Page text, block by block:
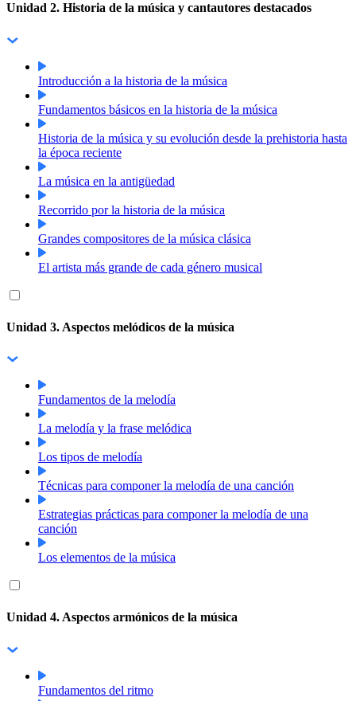
Unidad 2. Historia de la música y cantautores destacados
Introducción a la historia de la música
Fundamentos básicos en la historia de la música
Historia de la música y su evolución desde la prehistoria hasta
la época reciente
La música en la antigüedad
Recorrido por la historia de la música
Grandes compositores de la música clásica
El artista más grande de cada género musical
Unidad 3. Aspectos melódicos de la música
Fundamentos de la melodía
La melodía y la frase melódica
Los tipos de melodía
Técnicas para componer la melodía de una canción
Estrategias prácticas para componer la melodía de una
canción
Los elementos de la música
Unidad 4. Aspectos armónicos de la música
Fundamentos del ritmo